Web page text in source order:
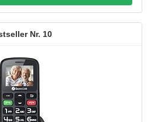
10